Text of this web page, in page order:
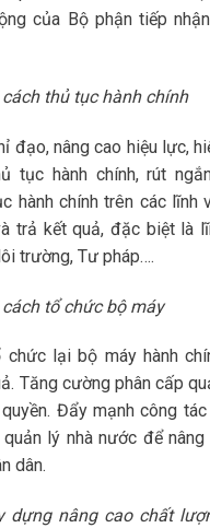
của Bộ phận tiếp
cách thủ tục hành chính
đạo, nâng cao hiệu lực,
tục hành chính, rút
hành chính trên các lĩnh
trả kết quả, đặc biệt là
trường, Tư pháp….
cách tổ chức bộ máy
chức lại bộ máy hành
Tăng cường phân cấp
Đẩy mạnh công
lý nhà nước để
dân.
dựng nâng cao chất